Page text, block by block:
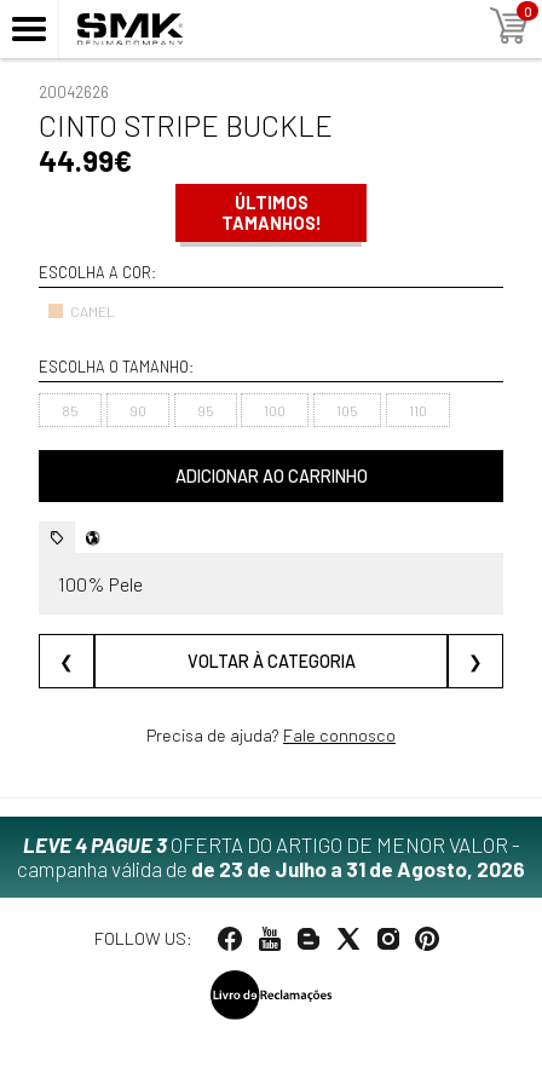
0
20042626
CINTO STRIPE BUCKLE
44.99€
ÚLTIMOS
TAMANHOS!
ESCOLHA A COR:
CAMEL
ESCOLHA O TAMANHO:
85 90 95 100 105 110
ADICIONAR AO CARRINHO
100% Pele
❮ VOLTAR À CATEGORIA ❯
Precisa de ajuda? Fale connosco
LEVE 4 PAGUE 3OFERTA DO ARTIGO DE MENOR VALOR -
campanha válida de de 23 de Julho a 31 de Agosto, 2026
FOLLOW US: